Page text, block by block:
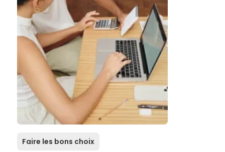
Faire les bons choix